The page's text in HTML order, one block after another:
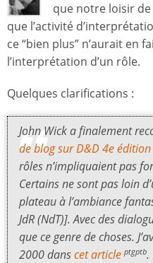
que notre loisir
que l’activité
ce “bien plus” n’aurait en
l’interprétation d’un rôle.
Quelques clarifications :
John Wick a finalement
de blog surD&D4e édition
rôles n’impliquaient pas
Certains ne sont pas loin
plateau à l’ambiance
JdR (NdT)]. Avec des
que ce genre de choses.
2000 danscet article ptgptb.